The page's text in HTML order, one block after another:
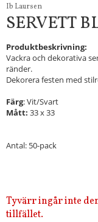
Ib Laursen
SERVETT
Produktbeskrivning:
Vackra och dekorativa
ränder.
Dekorera festen med
Färg: Vit/Svart
Mått: 33 x 33
Antal: 50-pack
Tyvärr ingår inte
tillfället.